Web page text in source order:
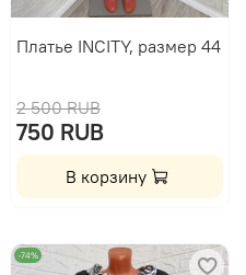
Платье INCITY, размер 44
2 500 RUB
750 RUB
В корзину
-74%